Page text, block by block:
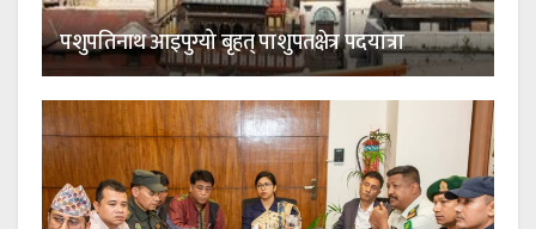
पशुपतिनाथ आइपुग्यो बृहत् पाशुपतक्षेत्र पदयात्रा